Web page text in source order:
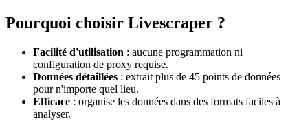
Pourquoi choisir Livescraper ?
Facilité d'utilisation : aucune programmation ni
configuration de proxy requise.
Données détaillées : extrait plus de 45 points de données
pour n'importe quel lieu.
Efficace : organise les données dans des formats faciles à
analyser.